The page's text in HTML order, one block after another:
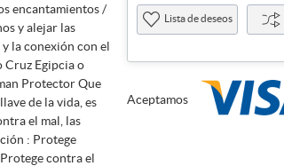
encantamientos /
y alejar las
la conexión con el
Egipcia o
Protector Que
de la vida, es
el mal, las
: Protege
contra el
Lista de deseos
Aceptamos